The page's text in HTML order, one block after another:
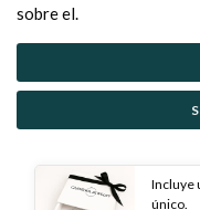
sobre el.
Incluye
único.